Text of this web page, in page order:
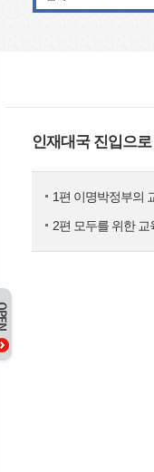
인재대국 진입으
1편 이명박정부의
2편 모두를 위한 교